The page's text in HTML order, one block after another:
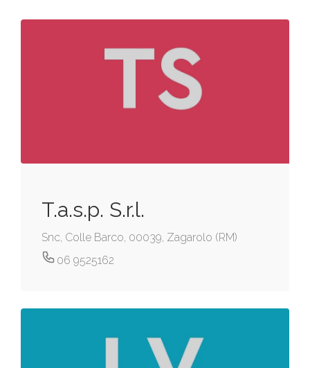
T.a.s.p. S.r.l.
Snc, Colle Barco, 00039, Zagarolo (RM)
06 9525162